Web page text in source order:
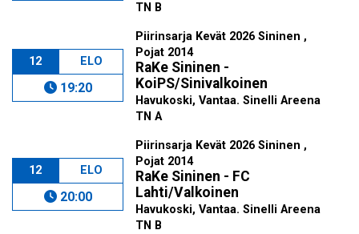
TN B
12 ELO
19:20
Piirinsarja Kevät 2026 Sininen ,
Pojat 2014
RaKe Sininen -
KoiPS/Sinivalkoinen
Havukoski, Vantaa. Sinelli Areena
TN A
12 ELO
20:00
Piirinsarja Kevät 2026 Sininen ,
Pojat 2014
RaKe Sininen - FC
Lahti/Valkoinen
Havukoski, Vantaa. Sinelli Areena
TN B